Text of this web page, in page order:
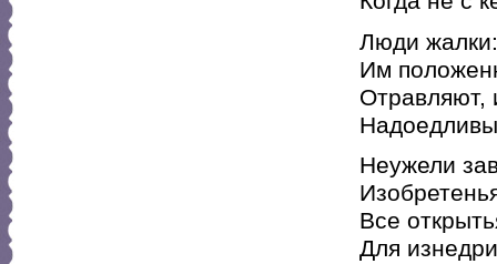
Люди
Им
Отравляют,
Неужели
Все
Для